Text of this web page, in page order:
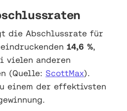
die Abschlussrate für
14,6 %,
vielen anderen
(Quelle: ScottMax).
einem der effektivsten